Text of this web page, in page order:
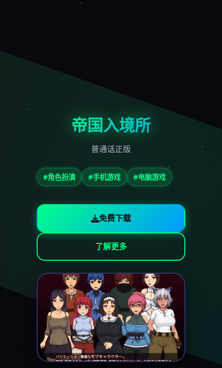
帝国入境所
普通话正版
#角色扮演 #手机游戏 #电脑游戏
免费下载
了解更多